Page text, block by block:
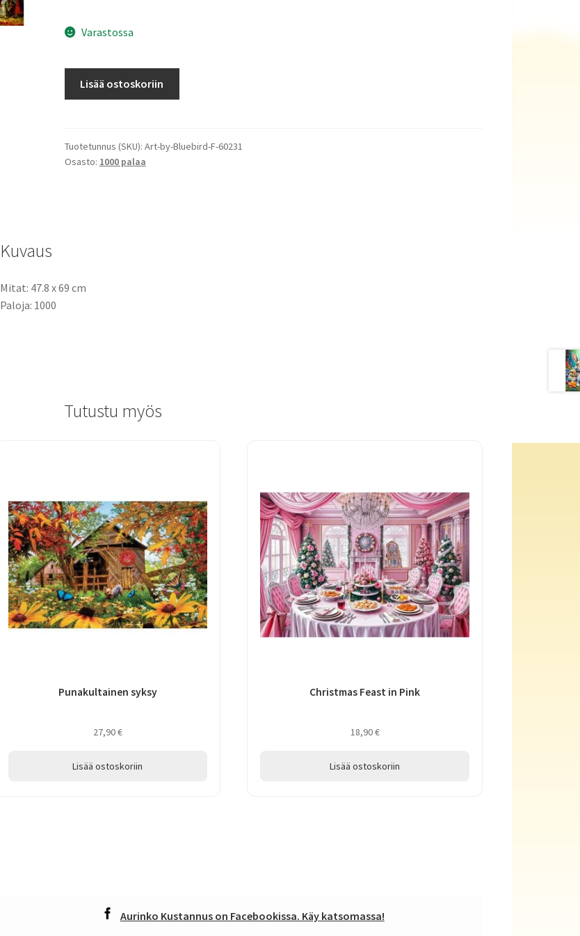
Varastossa
-
Children's
Lisää ostoskoriin
Tuotetunnus (SKU): Art-by-Bluebird-F-60231
Osasto: 1000 palaa
Kuvaus
Mitat: 47.8 x 69 cm
Paloja: 1000
Tutustu myös
Punakultainen syksy
27,90€
Lisää ostoskoriin
Christmas Feast in Pink
18,90€
Lisää ostoskoriin
Aurinko Kustannus on Facebookissa. Käy katsomassa!